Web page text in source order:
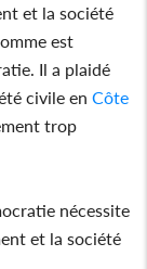
et la société
est
Il a plaidé
civile enCôte
trop
nécessite
et la société